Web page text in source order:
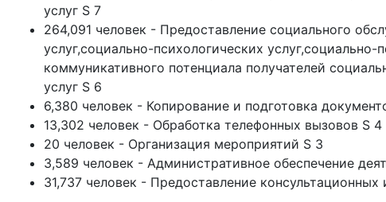
услуг S 7
264,091 человек - Предоставление социального
услуг,социально-психологических
коммуникативного потенциала получателей
услуг S 6
6,380 человек - Копирование и подготовка
13,302 человек - Обработка телефонных вызовов S 4
20 человек - Организация мероприятий S 3
3,589 человек - Административное обеспечение
31,737 человек - Предоставление консультационных